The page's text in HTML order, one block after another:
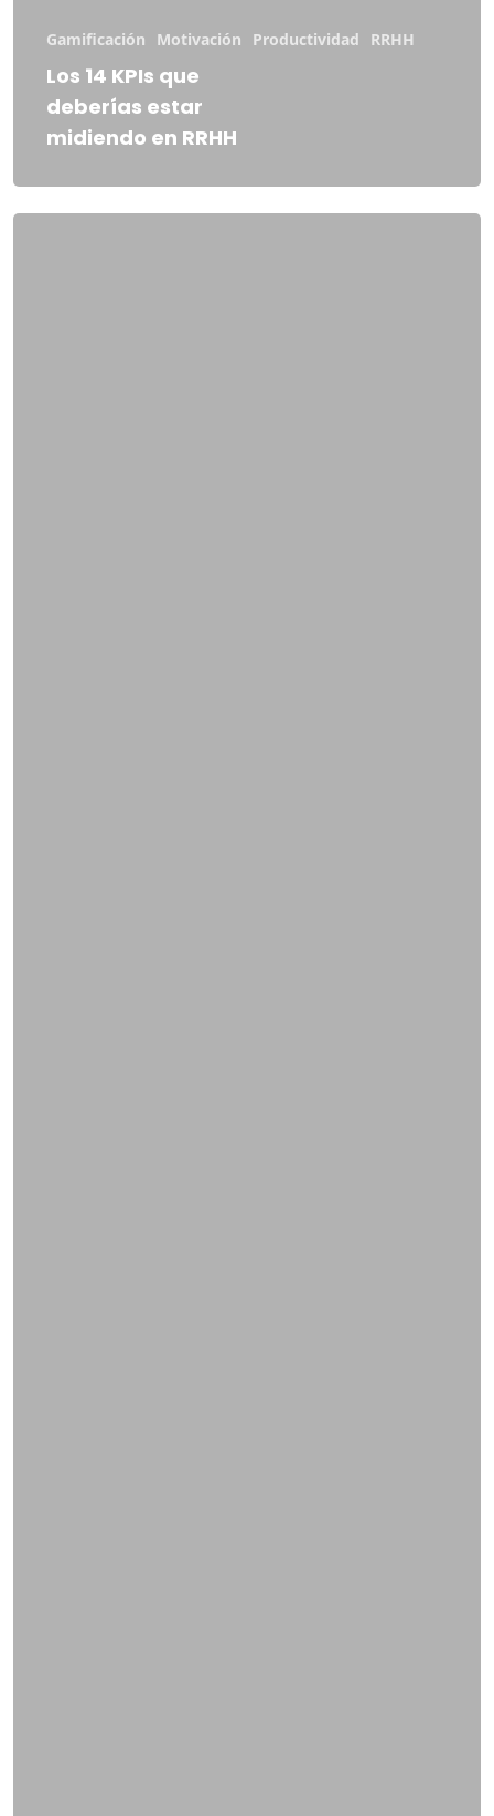
Gamificación Motivación Productividad RRHH
Los 14 KPIs que
deberías estar
midiendo en RRHH